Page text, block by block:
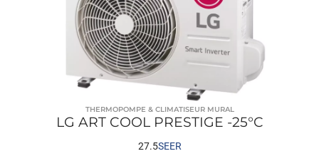
THERMOPOMPE & CLIMATISEUR MURAL
LG ART COOL PRESTIGE -25°C
27.5SEER